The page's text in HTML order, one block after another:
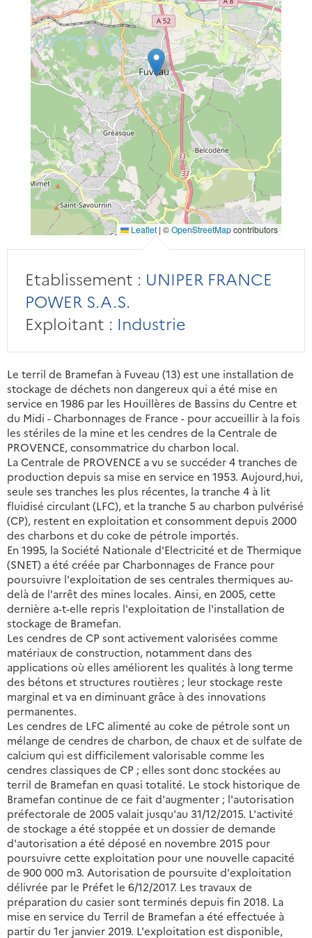
Leaflet | ©OpenStreetMapcontributors
Etablissement : UNIPER FRANCE
POWER S.A.S.
Exploitant : Industrie
Le terril de Bramefan à Fuveau (13) est une installation de
stockage de déchets non dangereux qui a été mise en
service en 1986 par les Houillères de Bassins du Centre et
du Midi - Charbonnages de France - pour accueillir à la fois
les stériles de la mine et les cendres de la Centrale de
PROVENCE, consommatrice du charbon local.
La Centrale de PROVENCE a vu se succéder 4 tranches de
production depuis sa mise en service en 1953. Aujourd,hui,
seule ses tranches les plus récentes, la tranche 4 à lit
fluidisé circulant (LFC), et la tranche 5 au charbon pulvérisé
(CP), restent en exploitation et consomment depuis 2000
des charbons et du coke de pétrole importés.
En 1995, la Société Nationale d'Electricité et de Thermique
(SNET) a été créée par Charbonnages de France pour
poursuivre l'exploitation de ses centrales thermiques au-
delà de l'arrêt des mines locales. Ainsi, en 2005, cette
dernière a-t-elle repris l'exploitation de l'installation de
stockage de Bramefan.
Les cendres de CP sont activement valorisées comme
matériaux de construction, notamment dans des
applications où elles améliorent les qualités à long terme
des bétons et structures routières ; leur stockage reste
marginal et va en diminuant grâce à des innovations
permanentes.
Les cendres de LFC alimenté au coke de pétrole sont un
mélange de cendres de charbon, de chaux et de sulfate de
calcium qui est difficilement valorisable comme les
cendres classiques de CP ; elles sont donc stockées au
terril de Bramefan en quasi totalité. Le stock historique de
Bramefan continue de ce fait d'augmenter ; l'autorisation
préfectorale de 2005 valait jusqu'au 31/12/2015. L'activité
de stockage a été stoppée et un dossier de demande
d'autorisation a été déposé en novembre 2015 pour
poursuivre cette exploitation pour une nouvelle capacité
de 900 000 m3. Autorisation de poursuite d'exploitation
délivrée par le Préfet le 6/12/2017. Les travaux de
préparation du casier sont terminés depuis fin 2018. La
mise en service du Terril de Bramefan a été effectuée à
partir du 1er janvier 2019. L'exploitation est disponible,